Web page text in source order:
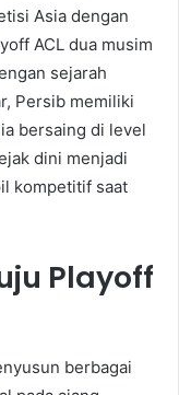
Asia dengan
ACL dua musim
sejarah
Persib memiliki
bersaing di level
dini menjadi
kompetitif saat
Playoff
berbagai